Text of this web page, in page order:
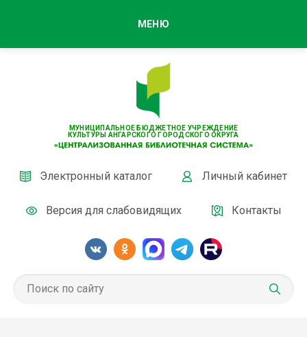
МУНИЦИПАЛЬНОЕ БЮДЖЕТНОЕ УЧРЕЖДЕНИЕ
КУЛЬТУРЫ АНГАРСКОГО ГОРОДСКОГО ОКРУГА
Электронный каталог Личный кабинет
Версия для слабовидящих Контакты
МЕНЮ